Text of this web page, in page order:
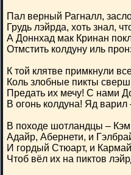
Пал верный Рагналл,
Грудь лэйрда, хоть знал,
А Доннхад мак Кринан
Отмстить колдуну иль
К той клятве примкнули
Коль злобные пикты
Предать их мечу! С нами
В огонь колдуна! Яд варил
В походе шотландцы –
Адайр, Абернети, и
И гордый Стюарт, и
Чтоб вёл их на пиктов